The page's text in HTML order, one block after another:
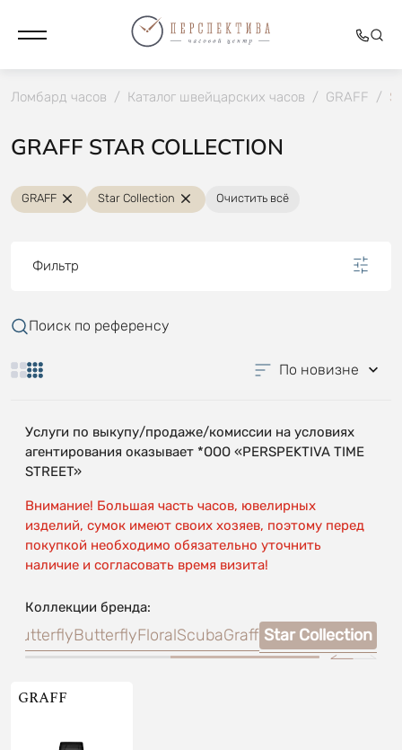
Ломбард часов / Каталог швейцарских часов / GRAFF /
GRAFF STAR COLLECTION
GRAFF Star Collection Очистить всё
Фильтр
Поиск по референсу
По новизне
Услуги по выкупу/продаже/комиссии на условиях
агентирования оказывает *OOO «PERSPEKTIVA TIME
STREET»
Внимание! Большая часть часов, ювелирных
изделий, сумок имеют своих хозяев, поэтому перед
покупкой необходимо обязательно уточнить
наличие и согласовать время визита!
Коллекции бренда:
ButterflyButterflyFloralScubaGraff Star Collection
GRAFF